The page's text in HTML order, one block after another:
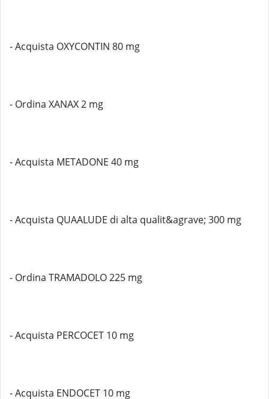
- Acquista OXYCONTIN 80 mg
- Ordina XANAX 2 mg
- Acquista METADONE 40 mg
- Acquista QUAALUDE di alta qualit&agrave; 300 mg
- Ordina TRAMADOLO 225 mg
- Acquista PERCOCET 10 mg
- Acquista ENDOCET 10 mg